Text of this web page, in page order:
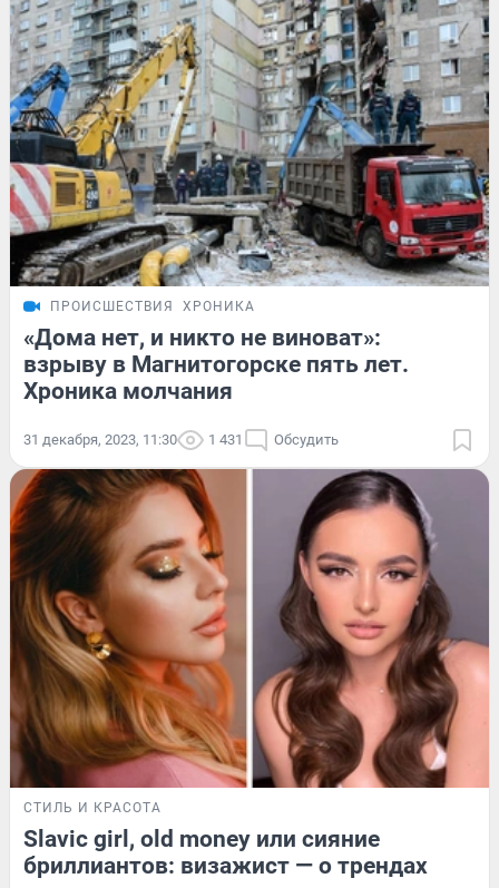
ПРОИСШЕСТВИЯ ХРОНИКА
«Дома нет, и никто не виноват»:
взрыву в Магнитогорске пять лет.
Хроника молчания
31 декабря, 2023, 11:30 1 431 Обсудить
СТИЛЬ И КРАСОТА
Slavic girl, old money или сияние
бриллиантов: визажист — о трендах